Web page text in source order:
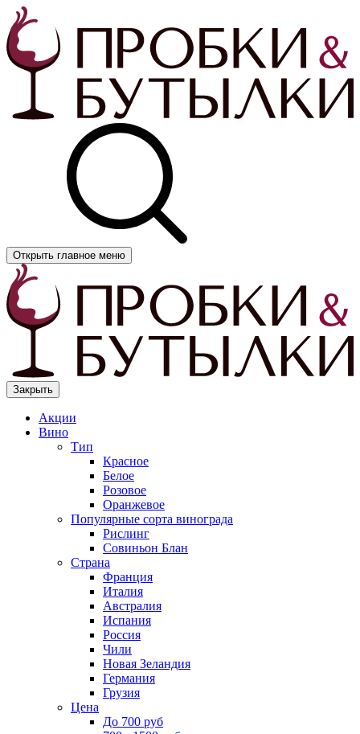
Открыть главное меню
Закрыть
Акции
Вино
Тип
Красное
Белое
Розовое
Оранжевое
Популярные сорта винограда
Рислинг
Совиньон Блан
Страна
Франция
Италия
Австралия
Испания
Россия
Чили
Новая Зеландия
Германия
Грузия
Цена
До 700 руб